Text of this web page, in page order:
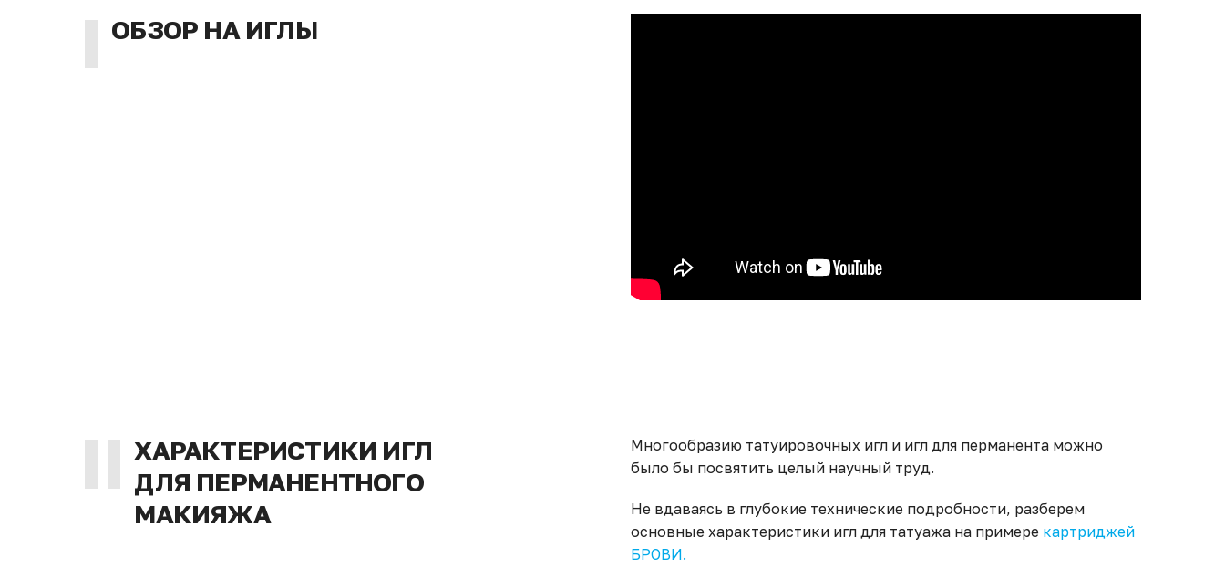
I ОБЗОР НА ИГЛЫ
II ХАРАКТЕРИСТИКИ ИГЛ
ДЛЯ ПЕРМАНЕНТНОГО
МАКИЯЖА
Многообразию татуировочных игл и игл для перманента можно
было бы посвятить целый научный труд.
Не вдаваясь в глубокие технические подробности, разберем
основные характеристики игл для татуажа на примере картриджей
БРОВИ.